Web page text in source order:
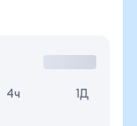
4ч 1Д